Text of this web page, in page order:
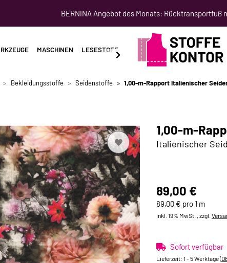
BERNINA Angebot des Monats: Rücktransportfuß
MASCHINEN LESESTOFF SCHNITTMUSTER NÄHKURSE
Bekleidungsstoffe Seidenstoffe 1,00-m-Rapport Italienischer
1,00-m-
Italienischer
89,00 €
89,00 € pro 1 m
inkl. 19% MwSt. , zzgl.
Sofort verfügbar
Lieferzeit: 1 - 5 Werktage